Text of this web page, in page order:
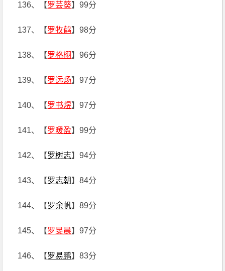
136、【罗芸葵】99分
137、【罗牧鹤】98分
138、【罗格栩】96分
139、【罗远炀】97分
140、【罗书煜】97分
141、【罗暖盈】99分
142、【罗树志】94分
143、【罗志朝】84分
144、【罗余帆】89分
145、【罗旻晨】97分
146、【罗易鹏】83分